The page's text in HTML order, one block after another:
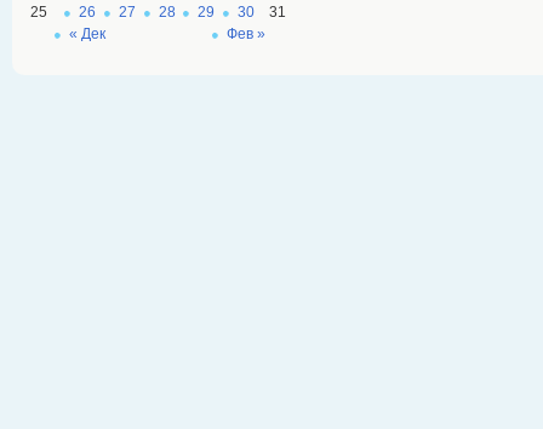
« Дек Фев »
25
26 27 28 29 30 31